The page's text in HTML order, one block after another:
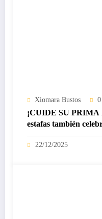
Xiomara Bustos 0
¡CUIDE SU
estafas también
22/12/2025